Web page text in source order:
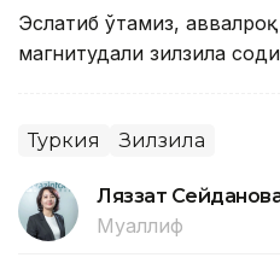
Эслатиб ўтамиз,
магнитудали зилзила
Туркия Зилзила
Ляззат
Муаллиф